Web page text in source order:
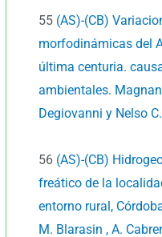
55 (AS)-(CB)
morfodinámicas del
última centuria.
ambientales.
Degiovanni y Nelso
56 (AS)-(CB)
freático de la
entorno rural,
M. Blarasin , A.